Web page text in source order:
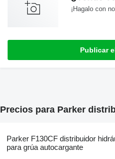
¡Hagalo con
Publicar
Precios para Parker
Parker F130CF distribuidor
para grúa autocargante